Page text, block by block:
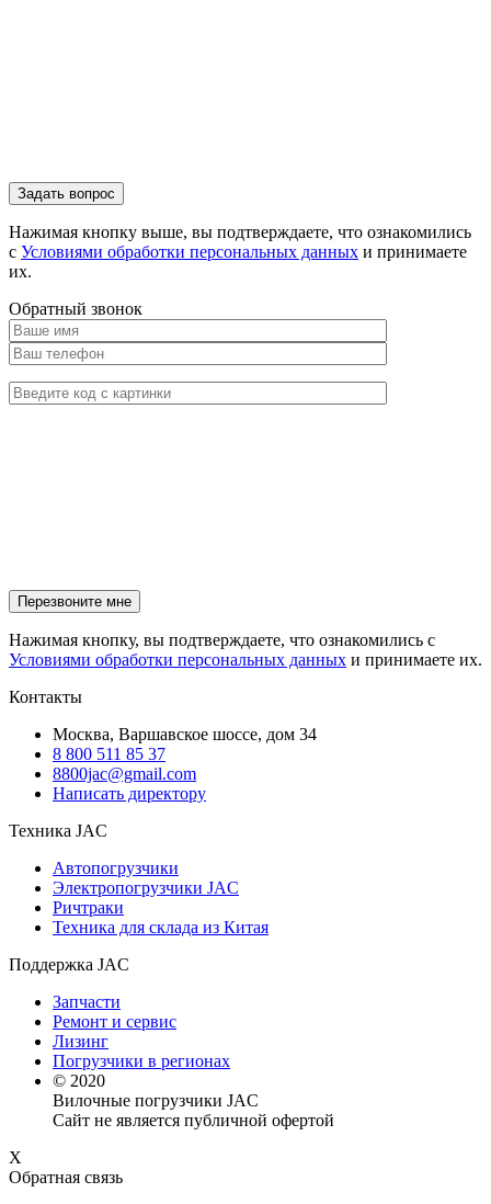
Нажимая кнопку выше, вы подтверждаете, что ознакомились
с Условиями обработки персональных данных и принимаете
их.
Обратный звонок
Нажимая кнопку, вы подтверждаете, что ознакомились с
Условиями обработки персональных данных и принимаете их.
Контакты
Москва, Варшавское шоссе, дом 34
8 800 511 85 37
8800jac@gmail.com
Написать директору
Техника JAC
Автопогрузчики
Электропогрузчики JAC
Ричтраки
Техника для склада из Китая
Поддержка JAC
Запчасти
Ремонт и сервис
Лизинг
Погрузчики в регионах
© 2020
Вилочные погрузчики JAC
Сайт не является публичной офертой
X
Обратная связь